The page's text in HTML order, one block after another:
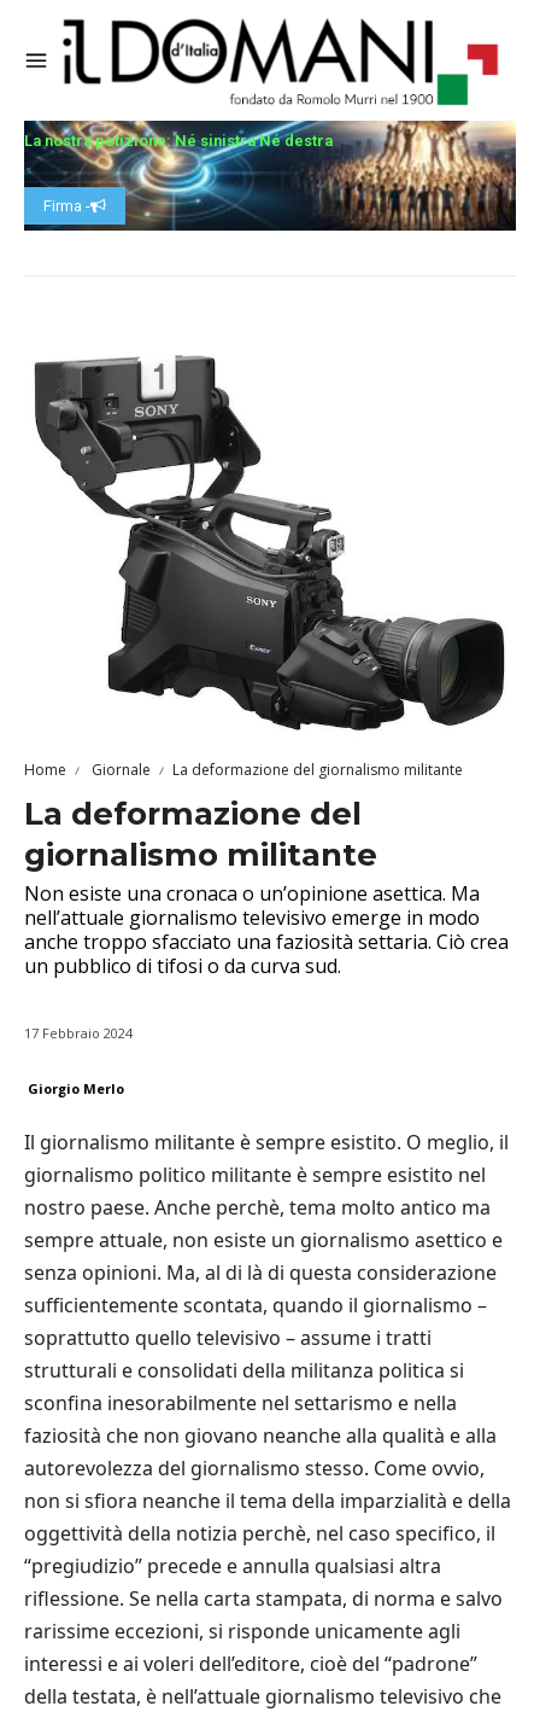
La nostra petizione: Né sinistra Né destra
Firma -
Home Giornale La deformazione del giornalismo militante
La deformazione del
giornalismo militante
Non esiste una cronaca o un’opinione asettica. Ma
nell’attuale giornalismo televisivo emerge in modo
anche troppo sfacciato una faziosità settaria. Ciò crea
un pubblico di tifosi o da curva sud.
17 Febbraio 2024
Giorgio Merlo
Il giornalismo militante è sempre esistito. O meglio, il
giornalismo politico militante è sempre esistito nel
nostro paese. Anche perchè, tema molto antico ma
sempre attuale, non esiste un giornalismo asettico e
senza opinioni. Ma, al di là di questa considerazione
sufficientemente scontata, quando il giornalismo –
soprattutto quello televisivo – assume i tratti
strutturali e consolidati della militanza politica si
sconfina inesorabilmente nel settarismo e nella
faziosità che non giovano neanche alla qualità e alla
autorevolezza del giornalismo stesso. Come ovvio,
non si sfiora neanche il tema della imparzialità e della
oggettività della notizia perchè, nel caso specifico, il
“pregiudizio” precede e annulla qualsiasi altra
riflessione. Se nella carta stampata, di norma e salvo
rarissime eccezioni, si risponde unicamente agli
interessi e ai voleri dell’editore, cioè del “padrone”
della testata, è nell’attuale giornalismo televisivo che